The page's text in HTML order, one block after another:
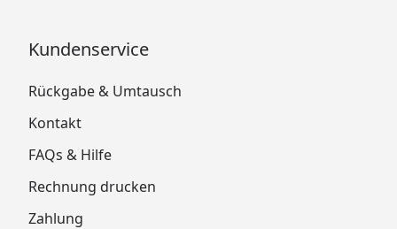
Kundenservice
Rückgabe & Umtausch
Kontakt
FAQs & Hilfe
Rechnung drucken
Zahlung